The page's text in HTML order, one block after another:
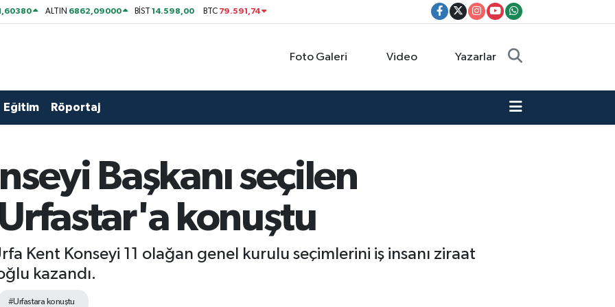
ALTIN 6862,09000 BİST14.598,00 BTC 79.591,74
Foto Galeri Video Yazarlar
Eğitim Röportaj
Başkanı seçilen
konuştu
Kent Konseyi 11 olağan genel kurulu seçimlerini iş insanı ziraat
kazandı.
#Urfastara konuştu